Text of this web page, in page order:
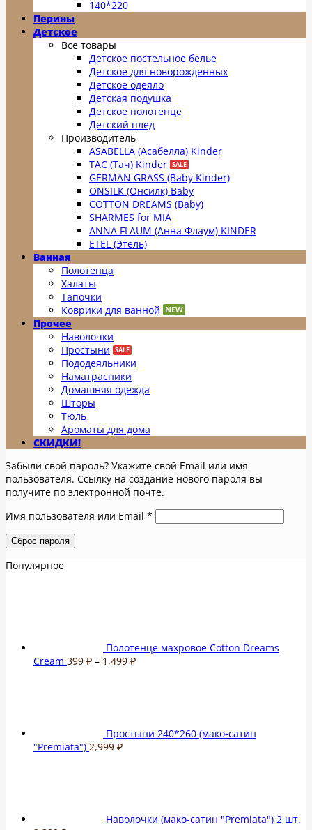
140*220
Перины
Детское
Все товары
Детское постельное белье
Детское для новорожденных
Детское одеяло
Детская подушка
Детское полотенце
Детский плед
Производитель
ASABELLA (Асабелла) Kinder
TAC (Тач) Kinder
GERMAN GRASS (Baby Kinder)
ONSILK (Онсилк) Baby
COTTON DREAMS (Baby)
SHARMES for MIA
ANNA FLAUM (Анна Флаум) KINDER
ETEL (Этель)
Ванная
Полотенца
Халаты
Тапочки
Коврики для ванной
Прочее
Наволочки
Простыни
Пододеяльники
Наматрасники
Домашняя одежда
Шторы
Тюль
Ароматы для дома
СКИДКИ!
Забыли свой пароль? Укажите свой Email или имя
пользователя. Ссылку на создание нового пароля вы
получите по электронной почте.
Имя пользователя или Email *
Сброс пароля
Популярное
Полотенце махровое Cotton Dreams
Cream 399 ₽ – 1,499 ₽Диапазон
Простыни 240*260 (мако-сатин
"Premiata") 2,999 ₽
Наволочки (мако-сатин "Premiata") 2 шт.